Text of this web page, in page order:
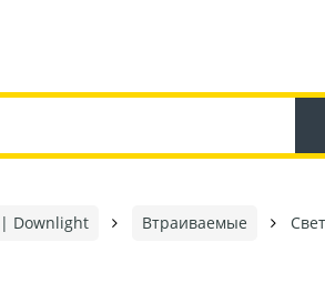
Downlight Втраиваемые